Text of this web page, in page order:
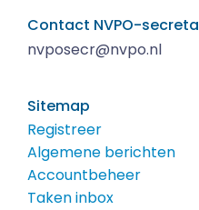
Contact NVPO-
nvposecr@nvpo.nl
Sitemap
Registreer
Algemene berichten
Accountbeheer
Taken inbox